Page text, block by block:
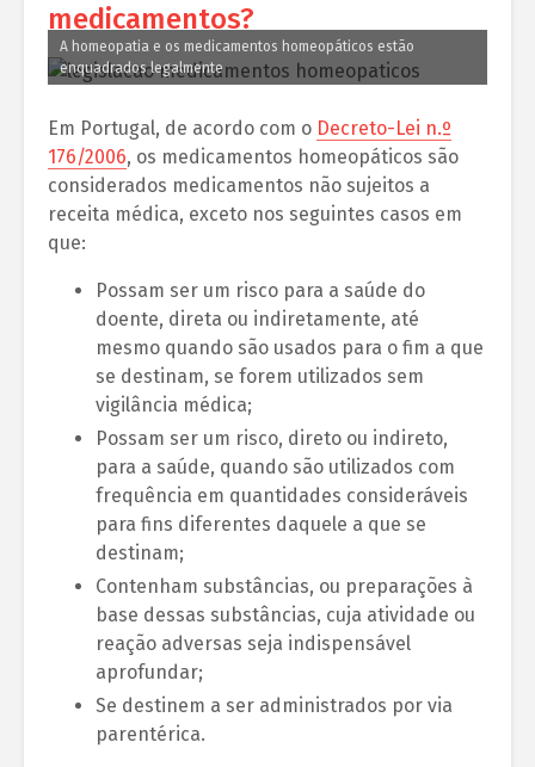
medicamentos?
A homeopatia e os medicamentos homeopáticos estão
enquadrados legalmente
Em Portugal, de acordo com o Decreto-Lei n.º
176/2006, os medicamentos homeopáticos são
considerados medicamentos não sujeitos a
receita médica, exceto nos seguintes casos em
que:
Possam ser um risco para a saúde do
doente, direta ou indiretamente, até
mesmo quando são usados para o fim a que
se destinam, se forem utilizados sem
vigilância médica;
Possam ser um risco, direto ou indireto,
para a saúde, quando são utilizados com
frequência em quantidades consideráveis
para fins diferentes daquele a que se
destinam;
Contenham substâncias, ou preparações à
base dessas substâncias, cuja atividade ou
reação adversas seja indispensável
aprofundar;
Se destinem a ser administrados por via
parentérica.